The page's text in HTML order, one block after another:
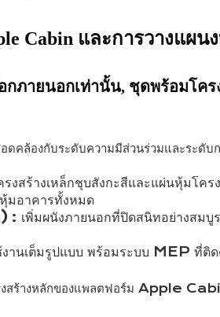
Cabin และการวางแผ
ภายนอกเท่านั้น, ชุดพร้อมโค
ดคล้องกับระดับความมีส่วนร่วมและระดั
งสร้างเหล็กชุบสังกะสีและแผ่นหุ้มโ
มอาคารทั้งหมด
: เพิ่มผนังภายนอกที่ปิดสนิทอย่างสม
านเต็มรูปแบบ พร้อมระบบ MEP ที่ติ
งสร้างหลักของแพลตฟอร์ม Apple